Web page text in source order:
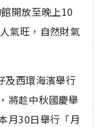
開放至晚上10
氣旺，自然財氣
及西環海濱舉行
將趁中秋國慶舉
月30日舉行「月